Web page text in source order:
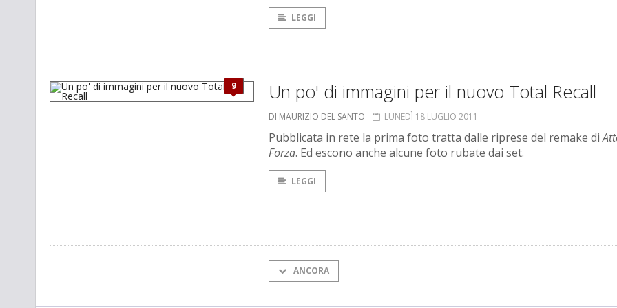
LEGGI
9 Un po' di immagini per il nuovo Total Recall
DI MAURIZIO DEL SANTO LUNEDÌ 18 LUGLIO 2011
Pubblicata in rete la prima foto tratta dalle riprese del remake di
Forza. Ed escono anche alcune foto rubate dai set.
LEGGI
ANCORA